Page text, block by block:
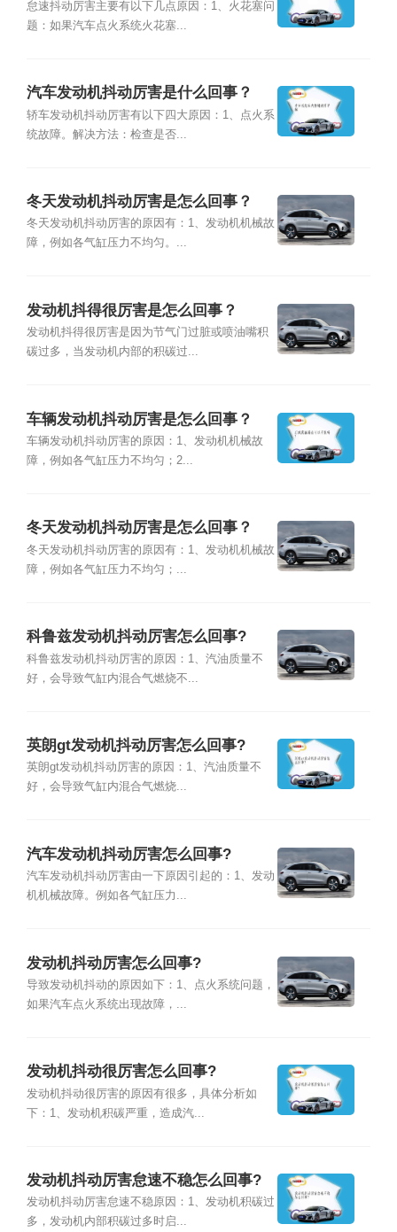
怠速抖动厉害主要有以下几点原因：1、火花塞问
题：如果汽车点火系统火花塞...
汽车发动机抖动厉害是什么回事？
轿车发动机抖动厉害有以下四大原因：1、点火系
统故障。解决方法：检查是否...
冬天发动机抖动厉害是怎么回事？
冬天发动机抖动厉害的原因有：1、发动机机械故
障，例如各气缸压力不均匀。...
发动机抖得很厉害是怎么回事？
发动机抖得很厉害是因为节气门过脏或喷油嘴积
碳过多，当发动机内部的积碳过...
车辆发动机抖动厉害是怎么回事？
车辆发动机抖动厉害的原因：1、发动机机械故
障，例如各气缸压力不均匀；2...
冬天发动机抖动厉害是怎么回事？
冬天发动机抖动厉害的原因有：1、发动机机械故
障，例如各气缸压力不均匀；...
科鲁兹发动机抖动厉害怎么回事?
科鲁兹发动机抖动厉害的原因：1、汽油质量不
好，会导致气缸内混合气燃烧不...
英朗gt发动机抖动厉害怎么回事?
英朗gt发动机抖动厉害的原因：1、汽油质量不
好，会导致气缸内混合气燃烧...
汽车发动机抖动厉害怎么回事?
汽车发动机抖动厉害由一下原因引起的：1、发动
机机械故障。例如各气缸压力...
发动机抖动厉害怎么回事?
导致发动机抖动的原因如下：1、点火系统问题，
如果汽车点火系统出现故障，...
发动机抖动很厉害怎么回事?
发动机抖动很厉害的原因有很多，具体分析如
下：1、发动机积碳严重，造成汽...
发动机抖动厉害怠速不稳怎么回事?
发动机抖动厉害怠速不稳原因：1、发动机积碳过
多，发动机内部积碳过多时启...